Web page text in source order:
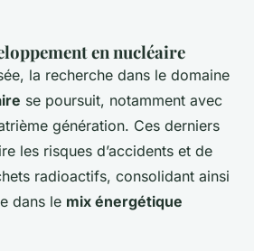
en nucléaire
la recherche dans le domaine
se poursuit, notamment avec
génération. Ces derniers
les risques d’accidents et de
radioactifs, consolidant ainsi
dans le mix énergétique